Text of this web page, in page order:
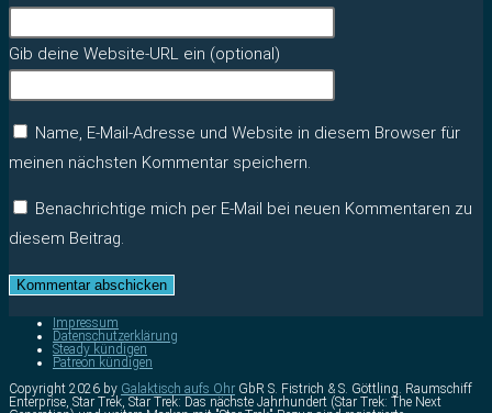
Gib deine Website-URL ein (optional)
Name, E-Mail-Adresse und Website in diesem Browser für
meinen nächsten Kommentar speichern.
Benachrichtige mich per E-Mail bei neuen Kommentaren zu
diesem Beitrag.
Impressum
Datenschutzerklärung
Steady kündigen
Patreon kündigen
Copyright 2026 by Galaktisch aufs Ohr GbR S. Fistrich & S. Göttling. Raumschiff
Enterprise, Star Trek, Star Trek: Das nächste Jahrhundert (Star Trek: The Next